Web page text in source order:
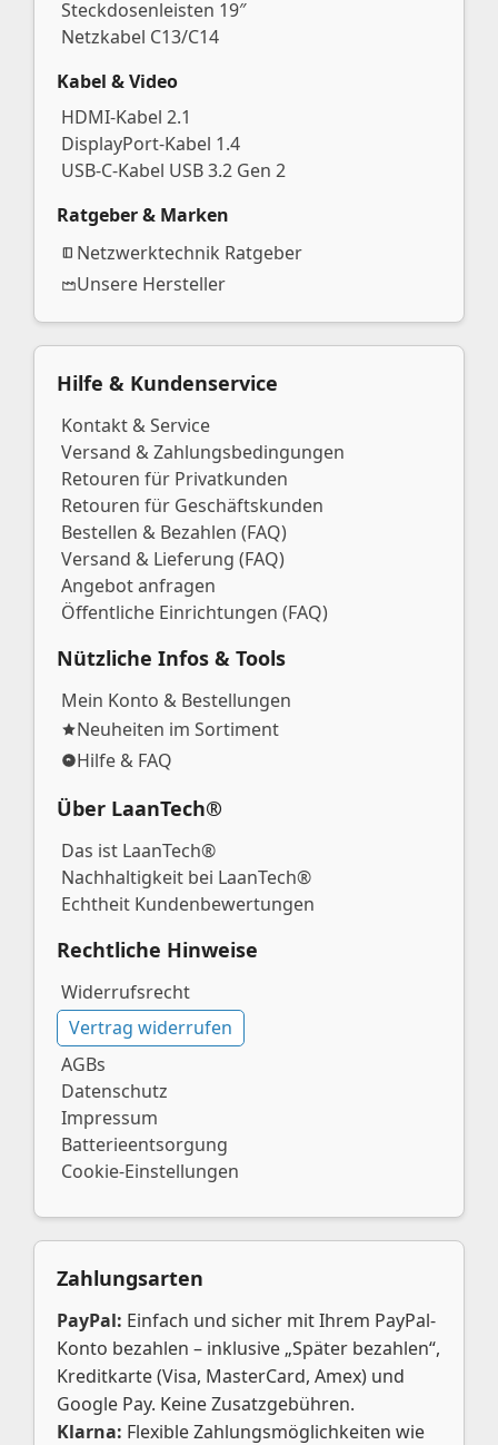
Steckdosenleisten 19″
Netzkabel C13/C14
Kabel & Video
HDMI-Kabel 2.1
DisplayPort-Kabel 1.4
USB-C-Kabel USB 3.2 Gen 2
Ratgeber & Marken
Netzwerktechnik Ratgeber
Unsere Hersteller
Hilfe & Kundenservice
Kontakt & Service
Versand & Zahlungsbedingungen
Retouren für Privatkunden
Retouren für Geschäftskunden
Bestellen & Bezahlen (FAQ)
Versand & Lieferung (FAQ)
Angebot anfragen
Öffentliche Einrichtungen (FAQ)
Nützliche Infos & Tools
Mein Konto & Bestellungen
Neuheiten im Sortiment
Hilfe & FAQ
Über LaanTech®
Das ist LaanTech®
Nachhaltigkeit bei LaanTech®
Echtheit Kundenbewertungen
Rechtliche Hinweise
Widerrufsrecht
Vertrag widerrufen
AGBs
Datenschutz
Impressum
Batterieentsorgung
Cookie-Einstellungen
Zahlungsarten
PayPal: Einfach und sicher mit Ihrem PayPal-
Konto bezahlen – inklusive „Später bezahlen“,
Kreditkarte (Visa, MasterCard, Amex) und
Google Pay. Keine Zusatzgebühren.
Klarna: Flexible Zahlungsmöglichkeiten wie